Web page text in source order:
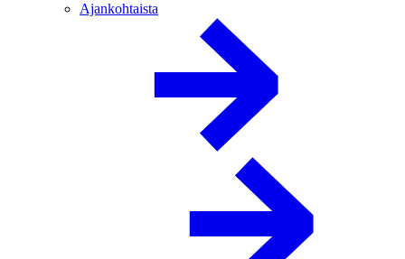
Ajankohtaista